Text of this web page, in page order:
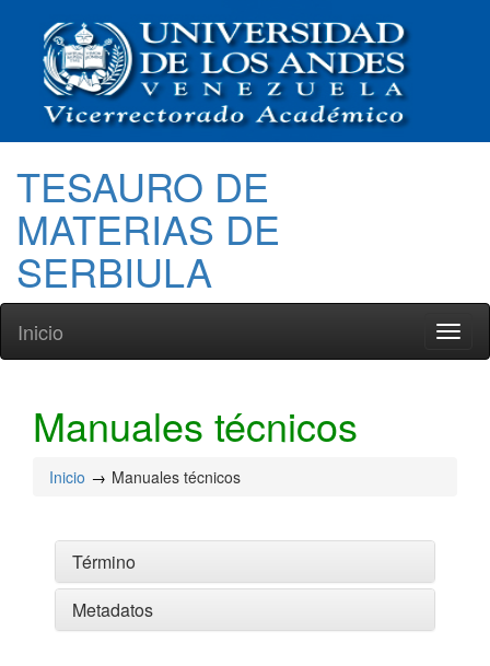
TESAURO DE
MATERIAS DE
SERBIULA
Inicio
Manuales técnicos
Inicio Manuales técnicos
Término
Metadatos